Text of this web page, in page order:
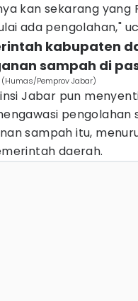
kan sekarang yang
ada pengolahan,"
kabupaten
sampah di
(Humas/Pemprov Jabar)
Jabar pun
pengolahan
sampah itu,
daerah.